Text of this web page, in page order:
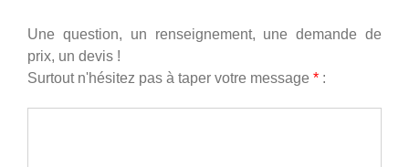
Une question, un renseignement, une demande de
prix, un devis !
Surtout n'hésitez pas à taper votre message * :